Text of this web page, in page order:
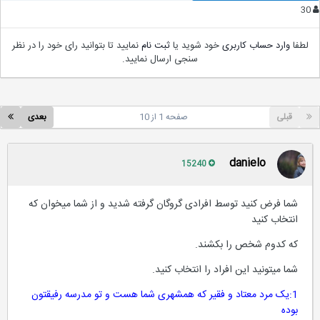
لطفاوارد حساب کاربریخود شوید یا ثبت نامنمایید تا بتوانید رای خود را در نظر
سنجی ارسال نمایید.
قبلی بعدی صفحه 1 از 10
danielo
شما فرض کنید توسط افرادی گروگان گرفته شدید و از شما میخوان که
انتخاب کنید
که کدوم شخص را بکشند.
شما میتونید این افراد را انتخاب کنید.
1:یک مرد معتاد و فقیر که همشهری شما هست و تو مدرسه رفیقتون
بوده